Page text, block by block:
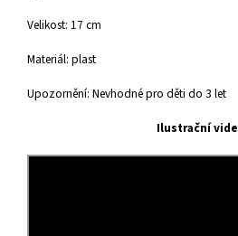
Velikost: 17 cm
Materiál: plast
Upozornění: Nevhodné pro děti do 3 let
Ilustrační